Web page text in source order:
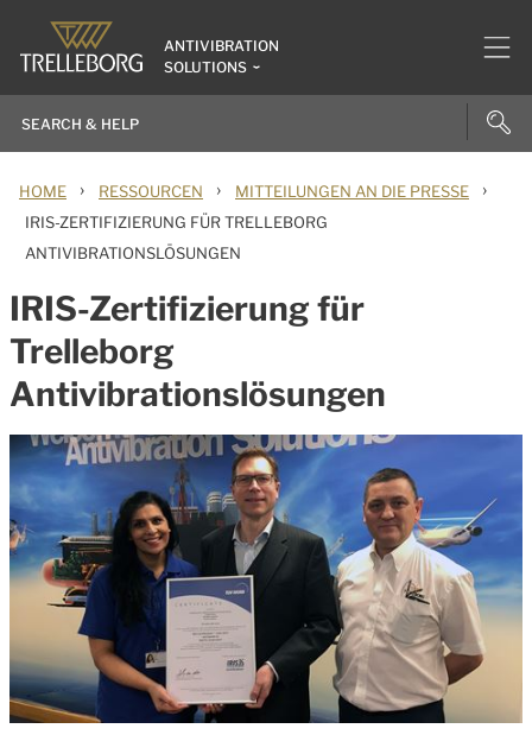
ANTIVIBRATION
SOLUTIONS
HOME › RESSOURCEN › MITTEILUNGEN AN DIE PRESSE ›
IRIS-ZERTIFIZIERUNG FÜR TRELLEBORG
ANTIVIBRATIONSLÖSUNGEN
IRIS-Zertifizierung für
Trelleborg
Antivibrationslösungen